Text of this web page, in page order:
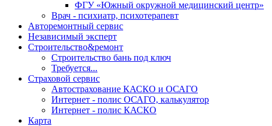
ФГУ «Южный окружной медицинский центр»
Врач - психиатр, психотерапевт
Авторемонтный сервис
Независимый эксперт
Строительство&ремонт
Строительство бань под ключ
Требуется...
Страховой сервис
Автострахование КАСКО и ОСАГО
Интернет - полис ОСАГО, калькулятор
Интернет - полис КАСКО
Карта